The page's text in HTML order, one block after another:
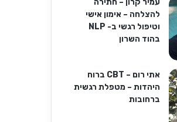
עמיר קרון – חתירה
להצלחה – אימון אישי
וטיפול רגשי ב- NLP
בהוד השרון
אתי רום – CBT ברוח
היהדות – מטפלת רגשית
ברחובות